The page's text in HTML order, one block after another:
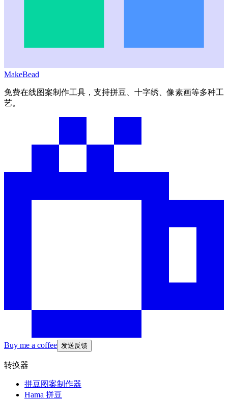
MakeBead
免费在线图案制作工具，支持拼豆、十字绣、像素画等多种工
艺。
Buy me a coffee 发送反馈
转换器
拼豆图案制作器
Hama 拼豆